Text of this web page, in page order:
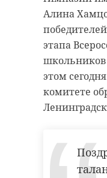
Алина
этапа
школьников
этом
комитете
В этот
облачная с
Ночью в
пройдут
ночью
днем –